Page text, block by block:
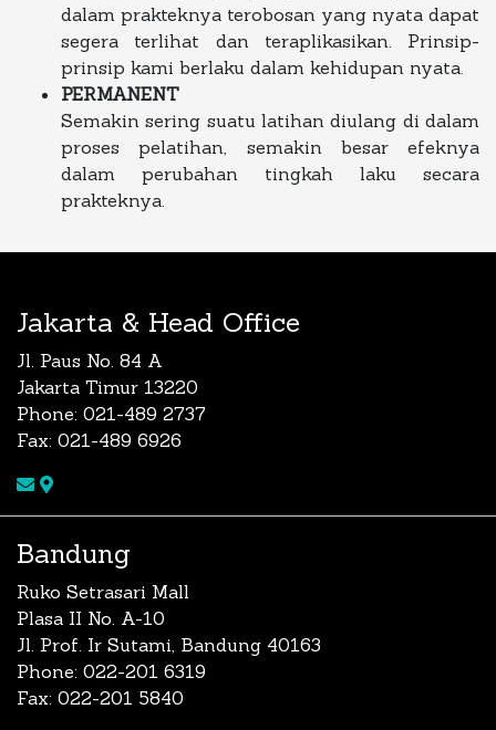
dalam prakteknya terobosan yang nyata dapat
segera terlihat dan teraplikasikan. Prinsip-
prinsip kami berlaku dalam kehidupan nyata.
PERMANENT
Semakin sering suatu latihan diulang di dalam
proses pelatihan, semakin besar efeknya
dalam perubahan tingkah laku secara
prakteknya.
Jakarta & Head Office
Jl. Paus No. 84 A
Jakarta Timur 13220
Phone: 021-489 2737
Fax: 021-489 6926
Bandung
Ruko Setrasari Mall
Plasa II No. A-10
Jl. Prof. Ir Sutami, Bandung 40163
Phone: 022-201 6319
Fax: 022-201 5840